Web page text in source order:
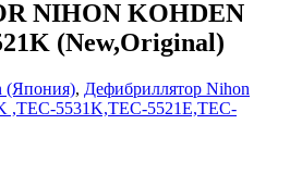
NIHON KOHDEN
(New,Original)
(Япония), Дефибриллятор Nihon
,TEC-5531K,TEC-5521E,TEC-